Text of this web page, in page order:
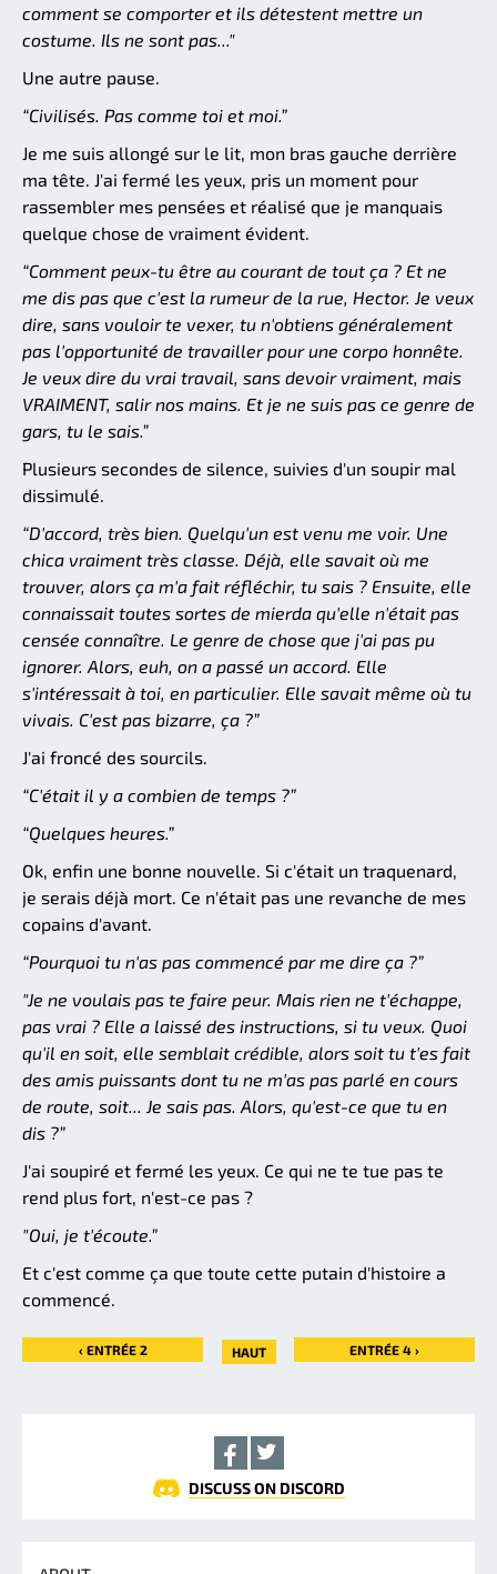
comment se comporter et ils détestent mettre un
costume. Ils ne sont pas..."
Une autre pause.
“Civilisés. Pas comme toi et moi.”
Je me suis allongé sur le lit, mon bras gauche derrière
ma tête. J'ai fermé les yeux, pris un moment pour
rassembler mes pensées et réalisé que je manquais
quelque chose de vraiment évident.
“Comment peux-tu être au courant de tout ça ? Et ne
me dis pas que c'est la rumeur de la rue, Hector. Je veux
dire, sans vouloir te vexer, tu n'obtiens généralement
pas l'opportunité de travailler pour une corpo honnête.
Je veux dire du vrai travail, sans devoir vraiment, mais
VRAIMENT, salir nos mains. Et je ne suis pas ce genre de
gars, tu le sais.”
Plusieurs secondes de silence, suivies d'un soupir mal
dissimulé.
“D'accord, très bien. Quelqu'un est venu me voir. Une
chica vraiment très classe. Déjà, elle savait où me
trouver, alors ça m'a fait réfléchir, tu sais ? Ensuite, elle
connaissait toutes sortes de mierda qu'elle n'était pas
censée connaître. Le genre de chose que j'ai pas pu
ignorer. Alors, euh, on a passé un accord. Elle
s'intéressait à toi, en particulier. Elle savait même où tu
vivais. C'est pas bizarre, ça ?”
J'ai froncé des sourcils.
“C'était il y a combien de temps ?”
“Quelques heures.”
Ok, enfin une bonne nouvelle. Si c'était un traquenard,
je serais déjà mort. Ce n'était pas une revanche de mes
copains d'avant.
“Pourquoi tu n'as pas commencé par me dire ça ?”
"Je ne voulais pas te faire peur. Mais rien ne t'échappe,
pas vrai ? Elle a laissé des instructions, si tu veux. Quoi
qu'il en soit, elle semblait crédible, alors soit tu t'es fait
des amis puissants dont tu ne m'as pas parlé en cours
de route, soit... Je sais pas. Alors, qu'est-ce que tu en
dis ?”
J'ai soupiré et fermé les yeux. Ce qui ne te tue pas te
rend plus fort, n'est-ce pas ?
"Oui, je t'écoute.”
Et c'est comme ça que toute cette putain d'histoire a
commencé.
‹ ENTRÉE 2 HAUT ENTRÉE 4 ›
DISCUSS ON DISCORD